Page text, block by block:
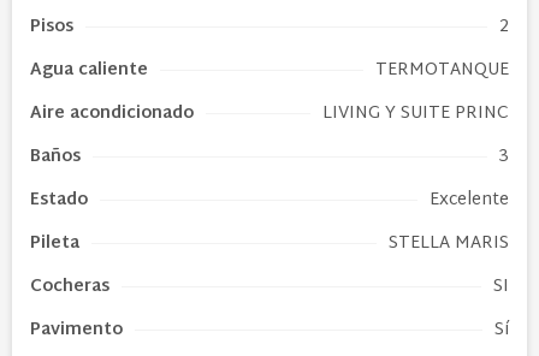
Pisos
2
Agua caliente
TERMOTANQUE
Aire acondicionado
LIVING Y SUITE PRINC
Baños
3
Estado
Excelente
Pileta
STELLA MARIS
Cocheras
SI
Pavimento
Sí